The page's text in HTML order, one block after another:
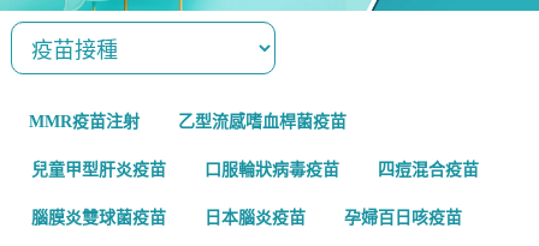
MMR疫苗注射 乙型流感嗜血桿菌疫苗
兒童甲型肝炎疫苗 口服輪狀病毒疫苗 四痘混合疫苗
腦膜炎雙球菌疫苗 日本腦炎疫苗 孕婦百日咳疫苗